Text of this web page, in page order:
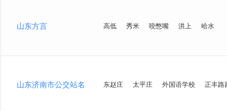
山东方言 高低 秀米 咬憋嘴 洪上 哈水
山东济南市公交站名 东赵庄 太平庄 外国语学校 正丰路